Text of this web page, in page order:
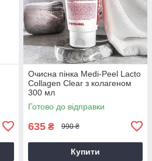
Очисна пінка Medi-Peel Lacto
Collagen Clear з колагеном
300 мл
Готово до відправки
635 ₴ 990 ₴
Купити